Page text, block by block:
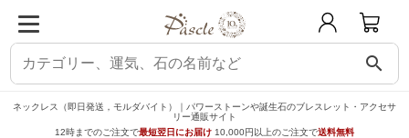
search
ネックレス（即日発送，モルダバイト）｜パワーストーンや誕生石のブレスレット・アクセサ
リー通販サイト
12時までのご注文で最短翌日にお届け 10,000円以上のご注文で送料無料